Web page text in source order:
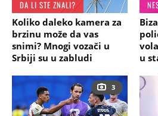
DA LI STE ZNALI?
Koliko daleko kamera za
brzinu može da vas
snimi? Mnogi vozači u
Srbiji su u zabludi
u
3